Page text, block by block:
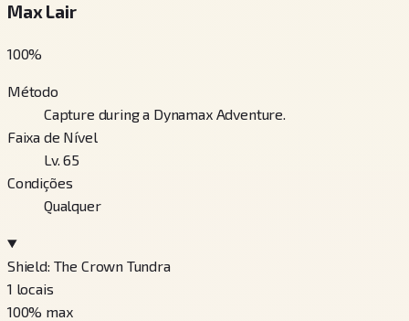
Max Lair
100%
Método
Capture during a Dynamax Adventure.
Faixa de Nível
Lv. 65
Condições
Qualquer
Shield: The Crown Tundra
1 locais
100% max